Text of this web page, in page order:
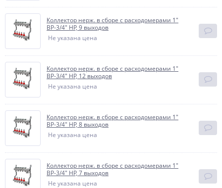
Коллектор нерж. в сборе с расходомерами 1"
ВР-3/4" НР, 9 выходов
Не указана цена
Коллектор нерж. в сборе с расходомерами 1"
ВР-3/4" НР, 12 выходов
Не указана цена
Коллектор нерж. в сборе с расходомерами 1"
ВР-3/4" НР, 8 выходов
Не указана цена
Коллектор нерж. в сборе с расходомерами 1"
ВР-3/4" НР, 7 выходов
Не указана цена